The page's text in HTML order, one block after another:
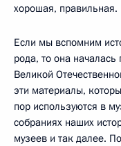
хорошая, правильная.
Если мы вспомним
рода, то она началась
Великой
эти материалы,
пор используются в
собраниях наших
музеев и так далее.